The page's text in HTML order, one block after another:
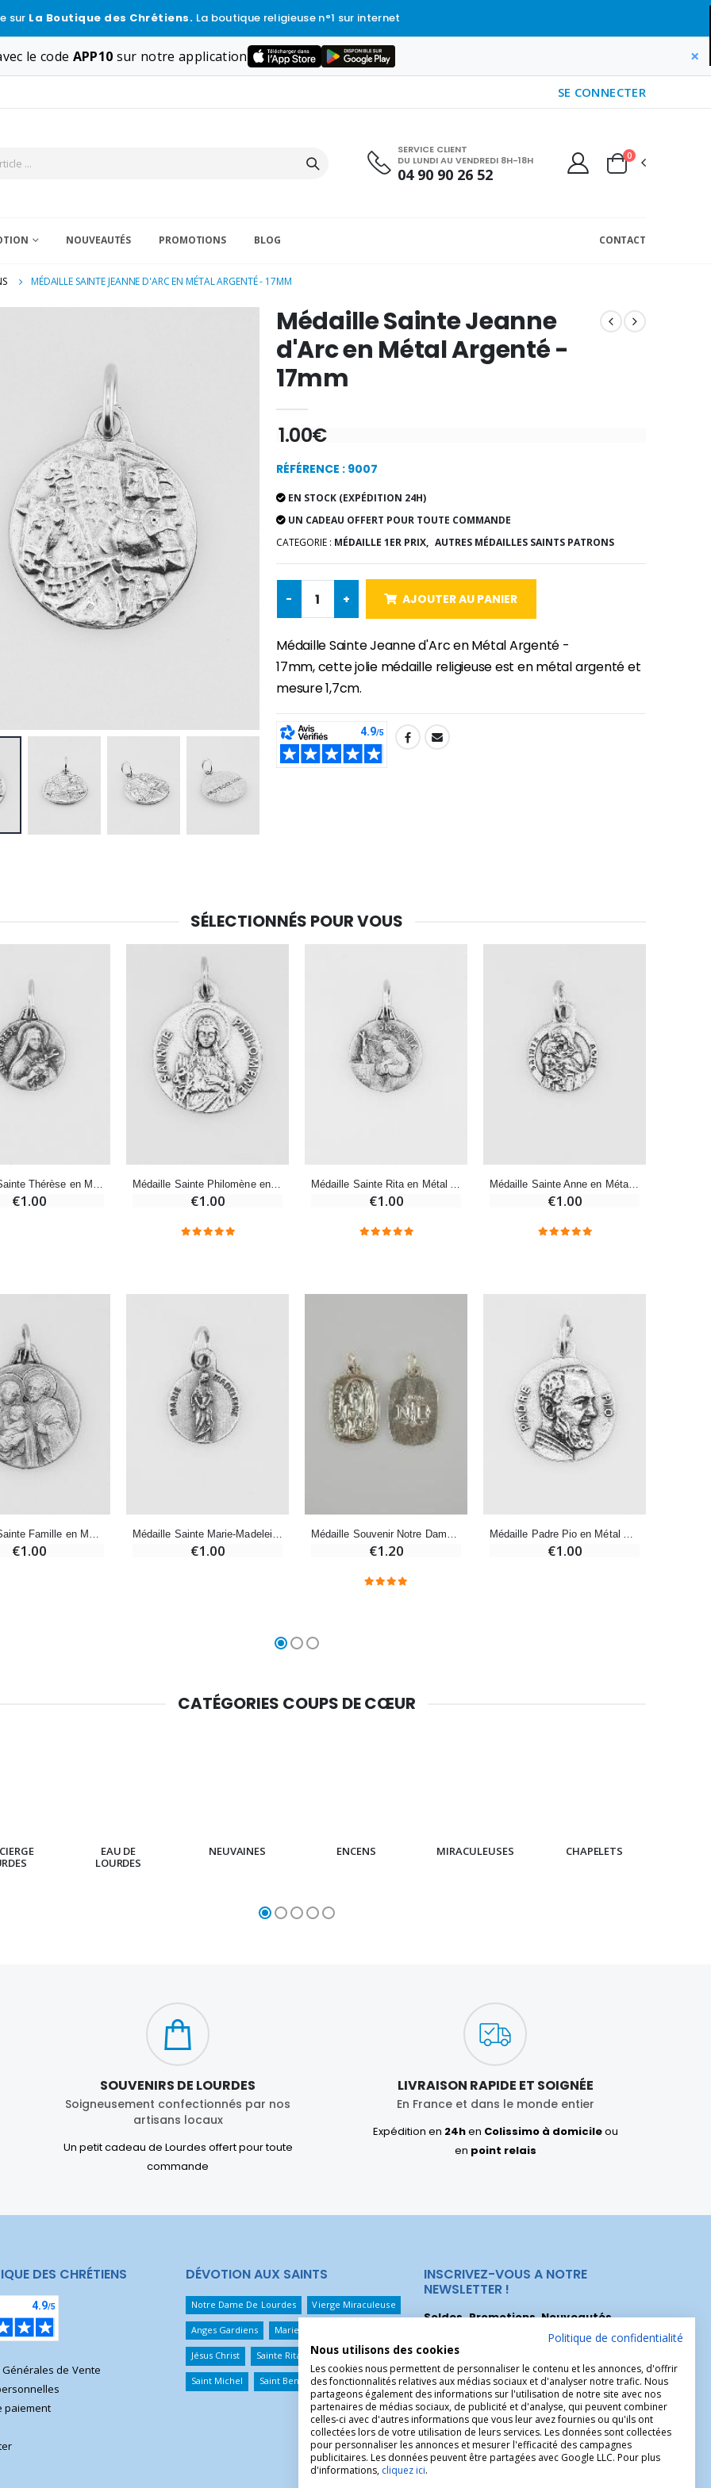
sur La Boutique des Chrétiens. La boutique religieuse n°1 sur internet
le code APP10 sur notre application ×
SE CONNECTER
SERVICE CLIENT
DU LUNDI AU VENDREDI 8H-18H
04 90 90 26 52
0
NOUVEAUTÉS PROMOTIONS BLOG CONTACT
MÉDAILLE SAINTE JEANNE D'ARC EN MÉTAL ARGENTÉ - 17MM
-30%
€10.00 €7.00
€12.00 €9.60
€7.90
-10%
€6.00
€15.00 €13.50
Chapelet de Lourdes en Bois
€9.60
-10%
Médaille Sainte Jeanne
d'Arc en Métal Argenté -
17mm
1.00€
RÉFÉRENCE : 9007
EN STOCK (EXPÉDITION 24H)
UN CADEAU OFFERT POUR TOUTE COMMANDE
CATEGORIE : MÉDAILLE 1ER PRIX, AUTRES MÉDAILLES SAINTS PATRONS
- + AJOUTER AU PANIER
Médaille Sainte Jeanne d'Arc en Métal Argenté -
17mm, cette jolie médaille religieuse est en métal argenté et
mesure 1,7cm.
SHARE:
SÉLECTIONNÉS POUR VOUS
Médaille Sainte Thérèse en Métal Argenté - 12mm
€1.00
Médaille Sainte Philomène en Métal Argenté - 18mm
€1.00
Médaille Sainte Rita en Métal Argenté - 12mm
€1.00
Médaille Sainte Anne en Métal Argenté - 12mm
€1.00
Médaille Sainte Famille en Métal Argenté - 18mm
€1.00
Médaille Sainte Marie-Madeleine en Métal Argenté - 12mm
€1.00
Médaille Souvenir Notre Dame de Lourdes en Métal - 17mm
€1.20
Médaille Padre Pio en Métal Argenté - 18mm
€1.00
CATÉGORIES COUPS DE CŒUR
EAU DE
LOURDES
NEUVAINES ENCENS MIRACULEUSES CHAPELETS
SOUVENIRS DE LOURDES
Soigneusement confectionnés par nos
artisans locaux
Un petit cadeau de Lourdes offert pour toute
commande
LIVRAISON RAPIDE ET SOIGNÉE
En France et dans le monde entier
Expédition en 24hen Colissimo à domicileou
en point relais
DES CHRÉTIENS
de Vente
paiement
DÉVOTION AUX SAINTS
Notre Dame De Lourdes Vierge Miraculeuse
Anges Gardiens Marie Qui Défait Les Noeuds
Jésus Christ Sainte Rita Sainte Thérèse
Saint Michel Saint Benoît Saint Christophe
INSCRIVEZ-VOUS A NOTRE
NEWSLETTER !
Soldes, Promotions, Nouveautés...
Inscrivez-vous maintenant pour recevoir
nos meilleures offres.
Politique de confidentialité
Nous utilisons des cookies
Les cookies nous permettent de personnaliser le contenu et les annonces, d'offrir
des fonctionnalités relatives aux médias sociaux et d'analyser notre trafic. Nous
partageons également des informations sur l'utilisation de notre site avec nos
partenaires de médias sociaux, de publicité et d'analyse, qui peuvent combiner
celles-ci avec d'autres informations que vous leur avez fournies ou qu'ils ont
collectées lors de votre utilisation de leurs services. Les données sont collectées
pour personnaliser les annonces et mesurer l'efficacité des campagnes
publicitaires. Les données peuvent être partagées avec Google LLC. Pour plus
d'informations, cliquez ici.